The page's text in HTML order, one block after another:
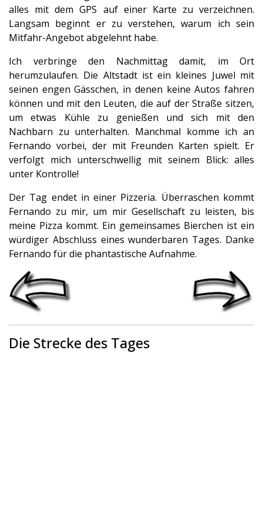
alles mit dem GPS auf einer Karte zu verzeichnen.
Langsam beginnt er zu verstehen, warum ich sein
Mitfahr-Angebot abgelehnt habe.
Ich verbringe den Nachmittag damit, im Ort
herumzulaufen. Die Altstadt ist ein kleines Juwel mit
seinen engen Gässchen, in denen keine Autos fahren
können und mit den Leuten, die auf der Straße sitzen,
um etwas Kühle zu genießen und sich mit den
Nachbarn zu unterhalten. Manchmal komme ich an
Fernando vorbei, der mit Freunden Karten spielt. Er
verfolgt mich unterschwellig mit seinem Blick: alles
unter Kontrolle!
Der Tag endet in einer Pizzeria. Überraschen kommt
Fernando zu mir, um mir Gesellschaft zu leisten, bis
meine Pizza kommt. Ein gemeinsames Bierchen ist ein
würdiger Abschluss eines wunderbaren Tages. Danke
Fernando für die phantastische Aufnahme.
Die Strecke des Tages